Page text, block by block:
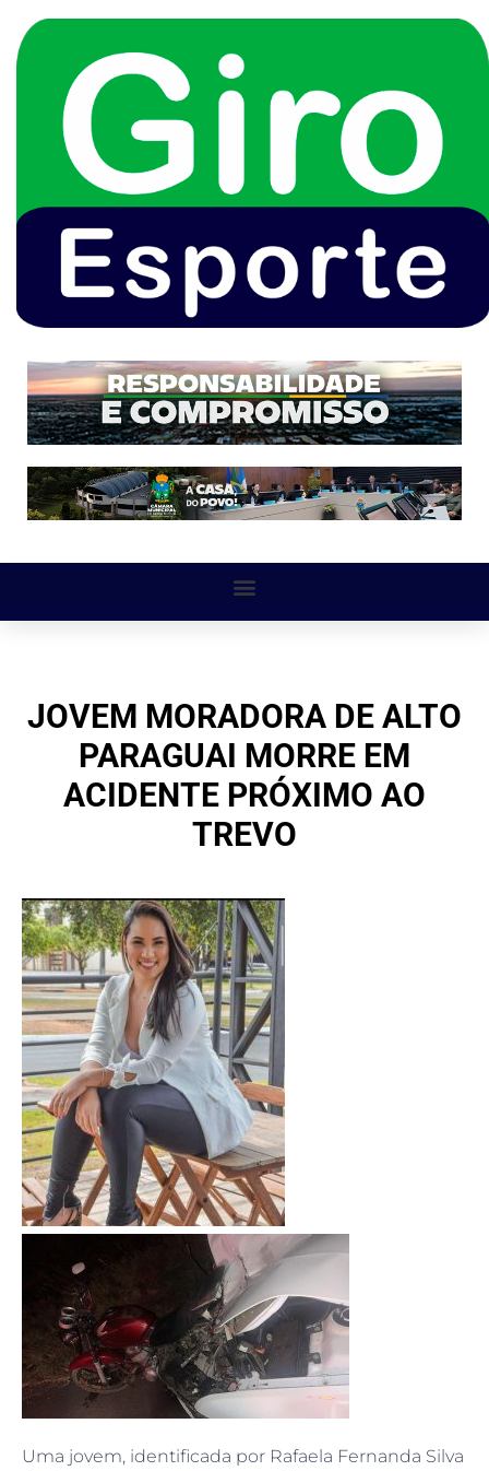
JOVEM MORADORA DE ALTO
PARAGUAI MORRE EM
ACIDENTE PRÓXIMO AO
TREVO
Uma jovem, identificada por Rafaela Fernanda Silva